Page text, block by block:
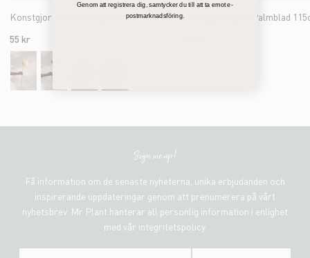
Konstgjord cremefärgad Gerbera 55cm
55 kr
Konstgjord grön Palmblad
Sign me up!
Få information om de senaste nyheterna, unika erbjudanden och
inspirerande uppdateringar genom att prenumerera på vårt
nyhetsbrev. Mr Plant hanterar all personlig information i enlighet
med vår integritetspolicy.
Genom att registrera dig, samtycker du till att ta emot e-
postmarknadsföring.